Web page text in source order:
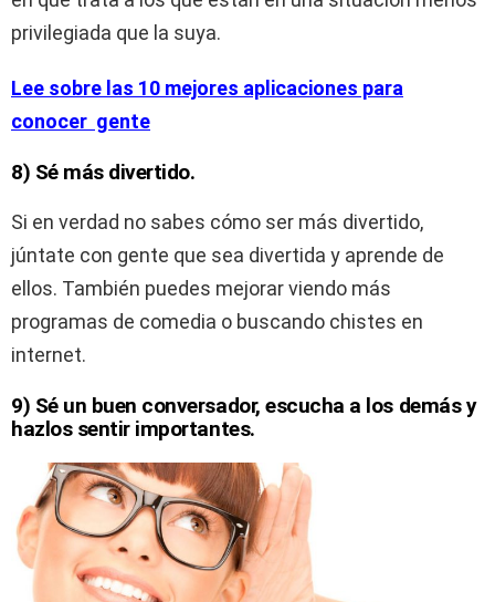
privilegiada que la suya.
Lee sobre las 10 mejores aplicaciones para
conocer gente
8) Sé más divertido.
Si en verdad no sabes cómo ser más divertido,
júntate con gente que sea divertida y aprende de
ellos. También puedes mejorar viendo más
programas de comedia o buscando chistes en
internet.
9) Sé un buen conversador, escucha a los demás y
hazlos sentir importantes.